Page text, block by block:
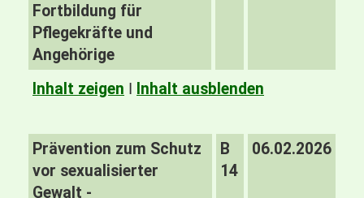
Fortbildung für
Pflegekräfte und
Angehörige
Inhalt zeigen I Inhalt ausblenden
Prävention zum Schutz
vor sexualisierter
Gewalt -
B
14
06.02.2026